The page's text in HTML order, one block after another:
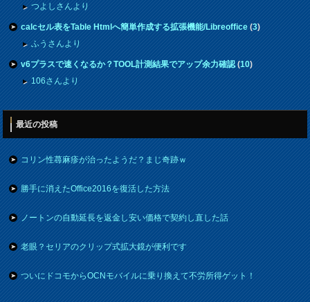
つよしさんより
calcセル表をTable Htmlへ簡単作成する拡張機能/Libreoffice(3)
ふうさんより
v6プラスで速くなるか？TOOL計測結果でアップ余力確認(10)
106さんより
最近の投稿
コリン性蕁麻疹が治ったようだ？まじ奇跡ｗ
勝手に消えたOffice2016を復活した方法
ノートンの自動延長を返金し安い価格で契約し直した話
老眼？セリアのクリップ式拡大鏡が便利です
ついにドコモからOCNモバイルに乗り換えて不労所得ゲット！